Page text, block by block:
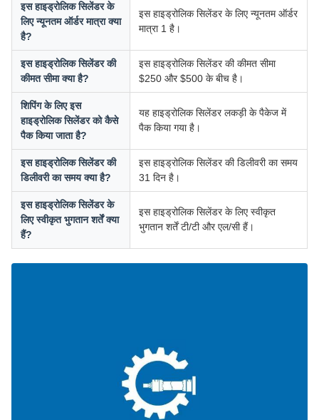
इस हाइड्रोलिक सिलेंडर के
लिए न्यूनतम ऑर्डर मात्रा क्या
है?
इस हाइड्रोलिक सिलेंडर के लिए न्यूनतम ऑर्डर
मात्रा 1 है।
इस हाइड्रोलिक सिलेंडर की
कीमत सीमा क्या है?
इस हाइड्रोलिक सिलेंडर की कीमत सीमा
$250 और $500 के बीच है।
शिपिंग के लिए इस
हाइड्रोलिक सिलेंडर को कैसे
पैक किया जाता है?
यह हाइड्रोलिक सिलेंडर लकड़ी के पैकेज में
पैक किया गया है।
इस हाइड्रोलिक सिलेंडर की
डिलीवरी का समय क्या है?
इस हाइड्रोलिक सिलेंडर की डिलीवरी का समय
31 दिन है।
इस हाइड्रोलिक सिलेंडर के
लिए स्वीकृत भुगतान शर्तें क्या
हैं?
इस हाइड्रोलिक सिलेंडर के लिए स्वीकृत
भुगतान शर्तें टी/टी और एल/सी हैं।